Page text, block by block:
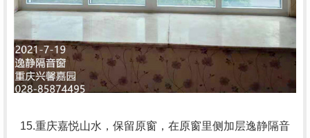
15.重庆嘉悦山水，保留原窗，在原窗里侧加层逸静隔音